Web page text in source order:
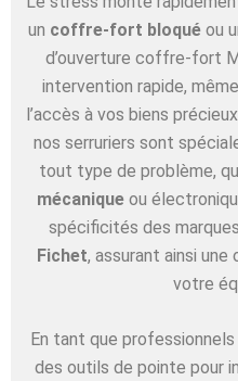
un coffre-fort bloquéou
d’ouverture coffre-fort
intervention rapide,
l’accès à vos biens précieux.
nos serruriers sont
tout type de problème,
mécanique ou
spécificités des
Fichet, assurant ainsi
votre
En tant que
des outils de pointe pour